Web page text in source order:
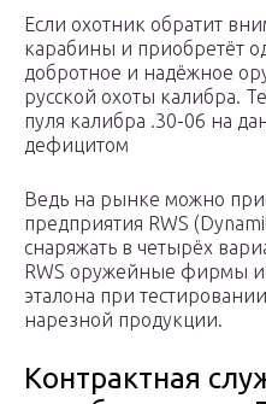
Если охотник обратит
карабины и приобретёт
добротное и надёжное
русской охоты калибра.
пуля калибра .30-06 на
дефицитом
Ведь на рынке можно
предприятия RWS
снаряжать в четырёх
RWS оружейные фирмы
эталона при
нарезной продукции.
Контрактная